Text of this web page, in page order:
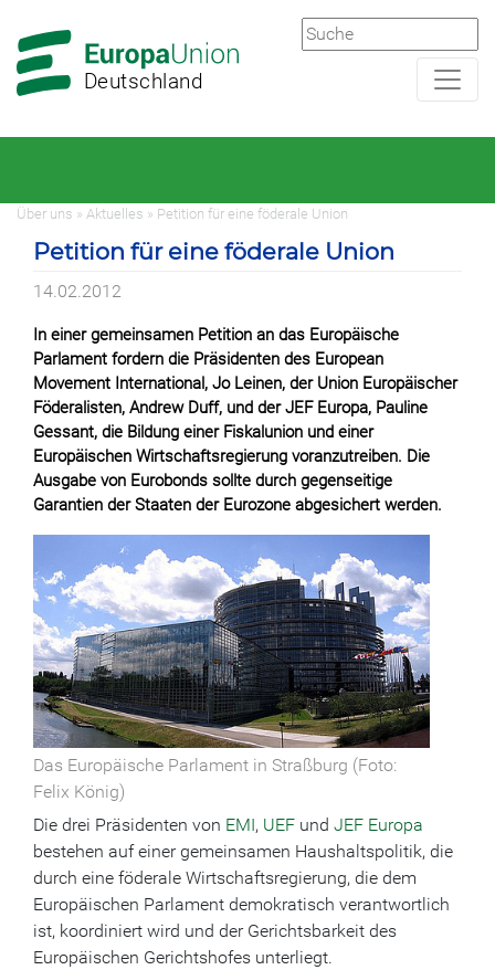
Hauptnavigation
Hauptbereich
Deutschland
Über uns » Aktuelles » Petition für eine föderale Union
Petition für eine föderale Union
14.02.2012
In einer gemeinsamen Petition an das Europäische
Parlament fordern die Präsidenten des European
Movement International, Jo Leinen, der Union Europäischer
Föderalisten, Andrew Duff, und der JEF Europa, Pauline
Gessant, die Bildung einer Fiskalunion und einer
Europäischen Wirtschaftsregierung voranzutreiben. Die
Ausgabe von Eurobonds sollte durch gegenseitige
Garantien der Staaten der Eurozone abgesichert werden.
Das Europäische Parlament in Straßburg (Foto:
Felix König)
Die drei Präsidenten von EMI, UEF und JEF Europa
bestehen auf einer gemeinsamen Haushaltspolitik, die
durch eine föderale Wirtschaftsregierung, die dem
Europäischen Parlament demokratisch verantwortlich
ist, koordiniert wird und der Gerichtsbarkeit des
Europäischen Gerichtshofes unterliegt.